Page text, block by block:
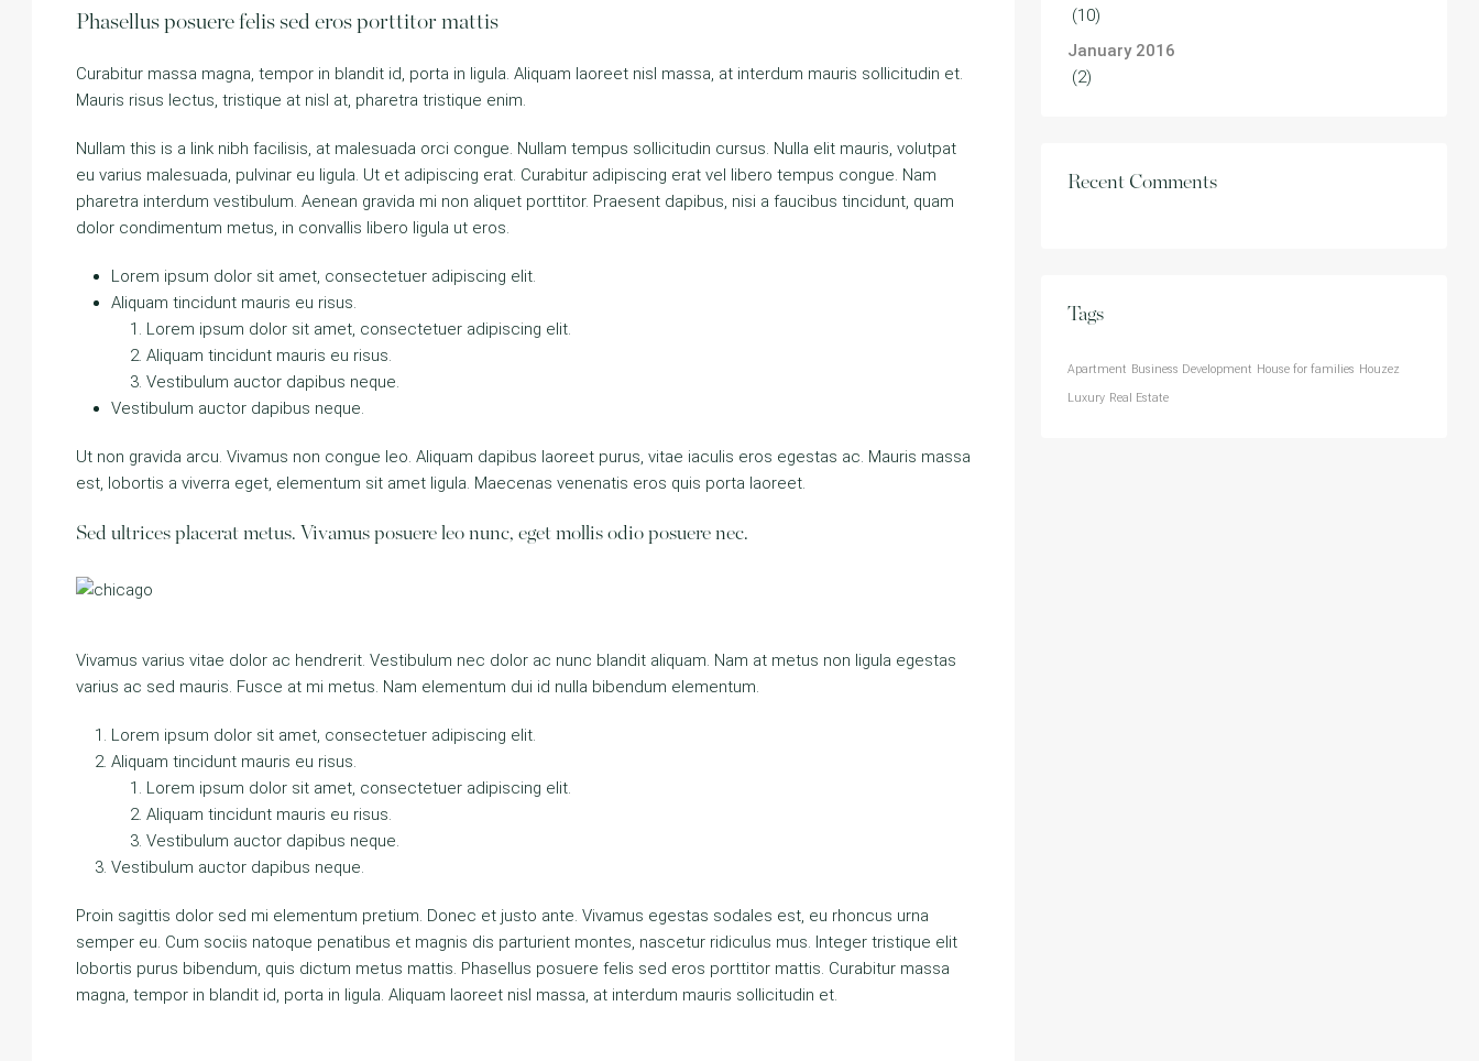
Phasellus posuere felis sed eros porttitor mattis
Curabitur massa magna, tempor in blandit id, porta in ligula. Aliquam laoreet nisl massa, at interdum mauris sollicitudin et.
Mauris risus lectus, tristique at nisl at, pharetra tristique enim.
Nullam this is a link nibh facilisis, at malesuada orci congue. Nullam tempus sollicitudin cursus. Nulla elit mauris, volutpat
eu varius malesuada, pulvinar eu ligula. Ut et adipiscing erat. Curabitur adipiscing erat vel libero tempus congue. Nam
pharetra interdum vestibulum. Aenean gravida mi non aliquet porttitor. Praesent dapibus, nisi a faucibus tincidunt, quam
dolor condimentum metus, in convallis libero ligula ut eros.
Lorem ipsum dolor sit amet, consectetuer adipiscing elit.
Aliquam tincidunt mauris eu risus.
Lorem ipsum dolor sit amet, consectetuer adipiscing elit.
Aliquam tincidunt mauris eu risus.
Vestibulum auctor dapibus neque.
Vestibulum auctor dapibus neque.
Ut non gravida arcu. Vivamus non congue leo. Aliquam dapibus laoreet purus, vitae iaculis eros egestas ac. Mauris massa
est, lobortis a viverra eget, elementum sit amet ligula. Maecenas venenatis eros quis porta laoreet.
Sed ultrices placerat metus. Vivamus posuere leo nunc, eget mollis odio posuere nec.
Vivamus varius vitae dolor ac hendrerit. Vestibulum nec dolor ac nunc blandit aliquam. Nam at metus non ligula egestas
varius ac sed mauris. Fusce at mi metus. Nam elementum dui id nulla bibendum elementum.
Lorem ipsum dolor sit amet, consectetuer adipiscing elit.
Aliquam tincidunt mauris eu risus.
Lorem ipsum dolor sit amet, consectetuer adipiscing elit.
Aliquam tincidunt mauris eu risus.
Vestibulum auctor dapibus neque.
Vestibulum auctor dapibus neque.
Proin sagittis dolor sed mi elementum pretium. Donec et justo ante. Vivamus egestas sodales est, eu rhoncus urna
semper eu. Cum sociis natoque penatibus et magnis dis parturient montes, nascetur ridiculus mus. Integer tristique elit
lobortis purus bibendum, quis dictum metus mattis. Phasellus posuere felis sed eros porttitor mattis. Curabitur massa
magna, tempor in blandit id, porta in ligula. Aliquam laoreet nisl massa, at interdum mauris sollicitudin et.
(10)
January 2016
(2)
Recent Comments
Tags
Apartment Business Development House for families Houzez
Luxury Real Estate